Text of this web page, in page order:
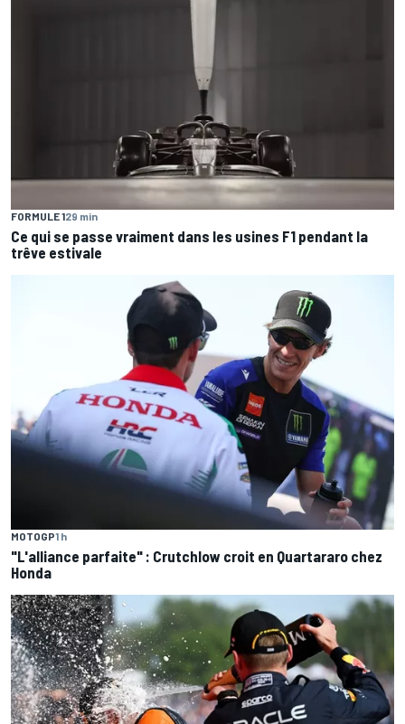
FORMULE 129 min
Ce qui se passe vraiment dans les usines F1 pendant la
trêve estivale
MOTOGP1 h
"L'alliance parfaite" : Crutchlow croit en Quartararo chez
Honda